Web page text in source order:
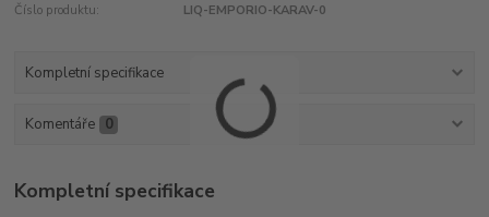
Číslo produktu: LIQ-EMPORIO-KARAV-0
Kompletní specifikace
Komentáře 0
Kompletní specifikace